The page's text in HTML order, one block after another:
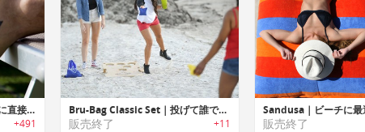
Nakefit｜ワンタッチで足裏に直接取付られる低刺激性の粘着ソールパッド「ネイキフィット」
+491
Bru-Bag Classic Set｜投げて誰でも簡単に楽しめるヤードゲームボード「ブルーバッグ」
販売終了 +11 販売終了